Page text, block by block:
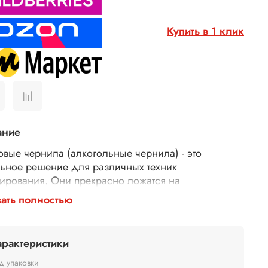
Купить в 1 клик
чернила (алкогольные чернила) - это
решение для различных техник
Они прекрасно ложатся на
гладкую бумагу, специально
для чернил для рисования. Эти
прекрасно смешиваются между собой, позволяя
новые оттенки.
того, эти чернила также могут быть использованы
полностью
упаковки